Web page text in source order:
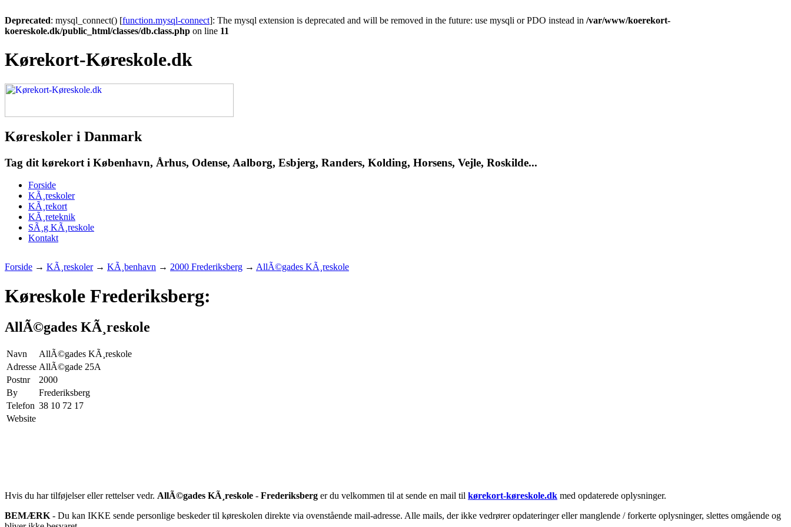
Deprecated: mysql_connect() [function.mysql-connect]: The mysql extension is deprecated and will be removed in the future: use mysqli or PDO instead in /var/www/koerekort-
koereskole.dk/public_html/classes/db.class.php on line 11
Kørekort-Køreskole.dk
Køreskoler i Danmark
Tag dit kørekort i København, Århus, Odense, Aalborg, Esbjerg, Randers, Kolding, Horsens, Vejle, Roskilde...
Forside
KÃ¸reskoler
KÃ¸rekort
KÃ¸reteknik
SÃ¸g KÃ¸reskole
Kontakt
Forside → KÃ¸reskoler→ KÃ¸benhavn → 2000 Frederiksberg → AllÃ©gades KÃ¸reskole
Køreskole Frederiksberg:
AllÃ©gades KÃ¸reskole
Navn
AllÃ©gades KÃ¸reskole
Adresse AllÃ©gade 25A
Postnr
2000
By
Frederiksberg
Telefon 38 10 72 17
Website
Hvis du har tilføjelser eller rettelser vedr. AllÃ©gades KÃ¸reskole - Frederiksberg er du velkommen til at sende en mail til kørekort-køreskole.dk med opdaterede oplysninger.
BEMÆRK - Du kan IKKE sende personlige beskeder til køreskolen direkte via ovenstående mail-adresse. Alle mails, der ikke vedrører opdateringer eller manglende / forkerte oplysninger, slettes omgående og